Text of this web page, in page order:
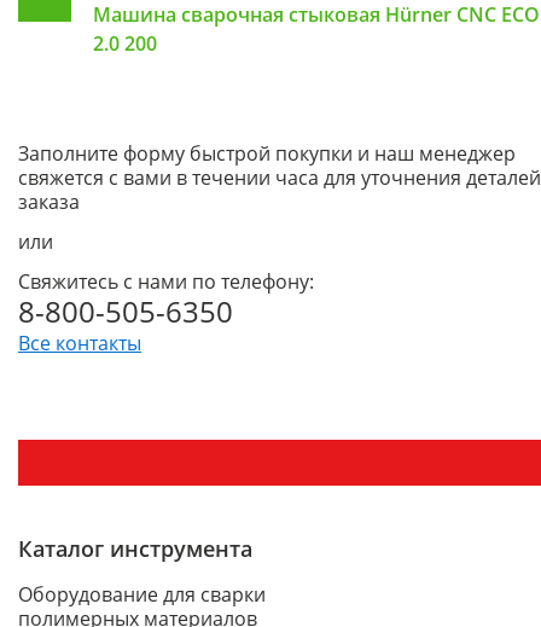
Машина сварочная стыковая Hürner CNC ECO
2.0 200
Заполните форму быстрой покупки и наш менеджер
свяжется с вами в течении часа для уточнения деталей
заказа
или
Свяжитесь с нами по телефону:
8-800-505-6350
Все контакты
Каталог инструмента
Оборудование для сварки
полимерных материалов